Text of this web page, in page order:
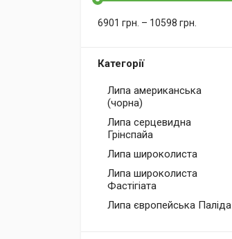
6901 грн. – 10598 грн.
Категорії
Липа американська
(чорна)
Липа серцевидна
Грінспайа
Липа широколиста
Липа широколиста
Фастігіата
Липа європейська Паліда